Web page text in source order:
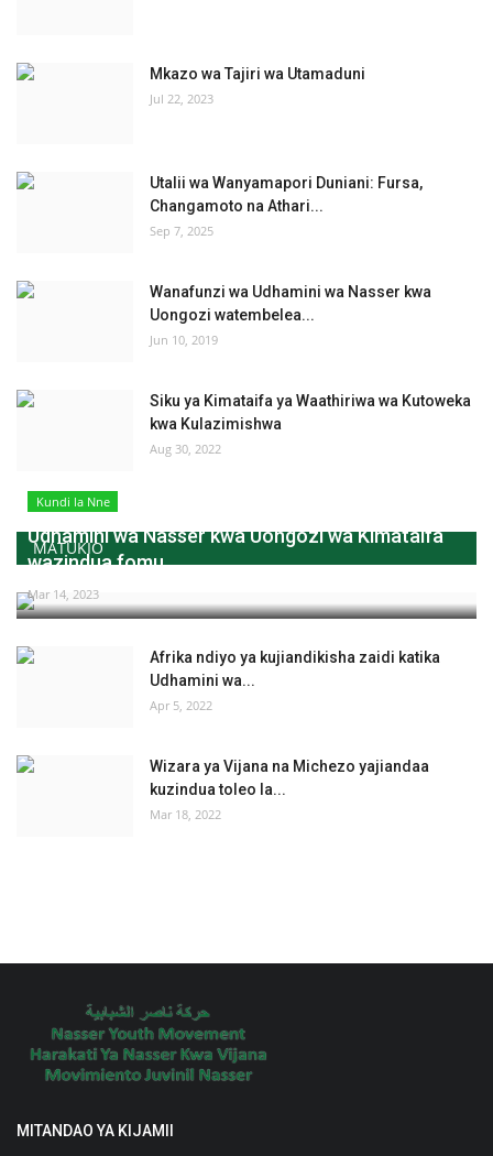
Mkazo wa Tajiri wa Utamaduni
Jul 22, 2023
Utalii wa Wanyamapori Duniani: Fursa,
Changamoto na Athari...
Sep 7, 2025
Wanafunzi wa Udhamini wa Nasser kwa
Uongozi watembelea...
Jun 10, 2019
Siku ya Kimataifa ya Waathiriwa wa Kutoweka
kwa Kulazimishwa
Aug 30, 2022
MATUKIO
Kundi la Nne
Udhamini wa Nasser kwa Uongozi wa Kimataifa
wazindua fomu...
Mar 14, 2023
Afrika ndiyo ya kujiandikisha zaidi katika
Udhamini wa...
Apr 5, 2022
Wizara ya Vijana na Michezo yajiandaa
kuzindua toleo la...
Mar 18, 2022
MITANDAO YA KIJAMII